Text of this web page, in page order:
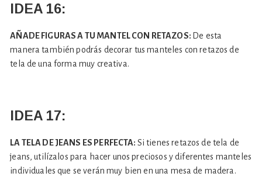
IDEA 16:
AÑADE FIGURAS A TU MANTEL CON RETAZOS: De esta
manera también podrás decorar tus manteles con retazos de
tela de una forma muy creativa.
IDEA 17:
LA TELA DE JEANS ES PERFECTA: Si tienes retazos de tela de
jeans, utilízalos para hacer unos preciosos y diferentes manteles
individuales que se verán muy bien en una mesa de madera.